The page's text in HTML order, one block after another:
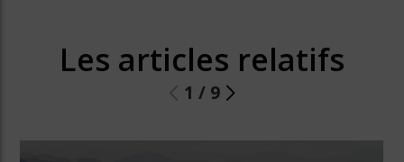
Les articles relatifs
1 / 9